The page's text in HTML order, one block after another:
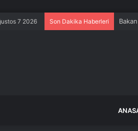
7 2026 Son Dakika Haberleri